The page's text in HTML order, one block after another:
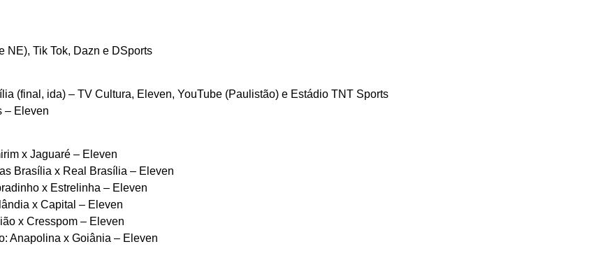
NE), Tik Tok, Dazn e DSports
(final, ida) – TV Cultura, Eleven, YouTube (Paulistão) e Estádio TNT Sports
– Eleven
x Jaguaré – Eleven
Brasília x Real Brasília – Eleven
x Estrelinha – Eleven
x Capital – Eleven
x Cresspom – Eleven
Anapolina x Goiânia – Eleven